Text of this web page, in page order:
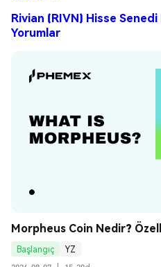
Rivian (RIVN) Hisse
Yorumlar
Morpheus Coin Nedir?
Başlangıç
YZ